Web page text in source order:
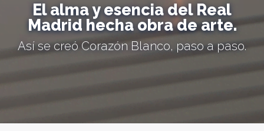
El alma y esencia del Real
Madrid hecha obra de arte.
Así se creó Corazón Blanco, paso a paso.